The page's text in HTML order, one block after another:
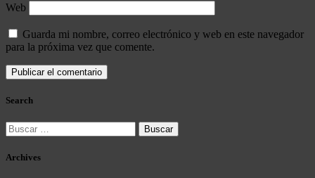
Web
Guarda mi nombre, correo electrónico y web en este navegador
para la próxima vez que comente.
Search
Buscar:
Archives